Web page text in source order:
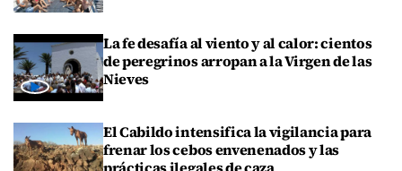
La fe desafía al viento y al calor: cientos
de peregrinos arropan a la Virgen de las
Nieves
El Cabildo intensifica la vigilancia para
frenar los cebos envenenados y las